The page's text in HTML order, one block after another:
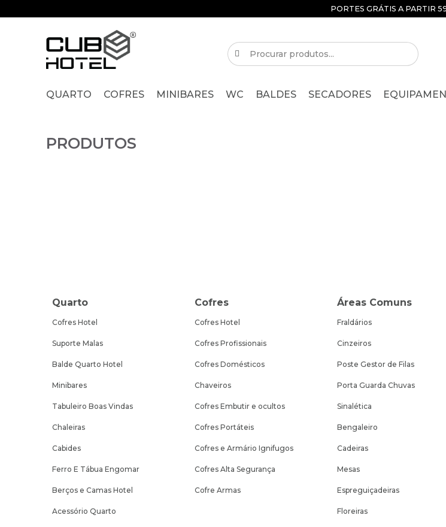
PORTES GRÁTIS A PARTIR
QUARTO COFRES MINIBARES WC BALDES SECADORES
PRODUTOS
Quarto
Cofres Hotel
Suporte Malas
Balde Quarto Hotel
Minibares
Tabuleiro Boas Vindas
Chaleiras
Cabides
Ferro E Tábua Engomar
Berços e Camas Hotel
Acessório Quarto
Cofres
Cofres Hotel
Cofres Profissionais
Cofres Domésticos
Chaveiros
Cofres Embutir e ocultos
Cofres Portáteis
Cofres e Armário Ignifugos
Cofres Alta Segurança
Cofre Armas
Áreas Comuns
Fraldários
Cinzeiros
Poste Gestor de Filas
Porta Guarda Chuvas
Sinalética
Bengaleiro
Cadeiras
Mesas
Espreguiçadeiras
Floreiras